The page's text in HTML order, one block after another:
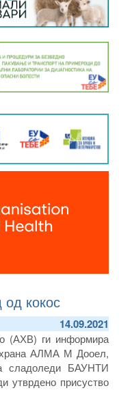
кокос
14.09.2021
(АХВ) ги информира
храна АЛМА М Дооел,
сладоледи БАУНТИ
утврдено присуство